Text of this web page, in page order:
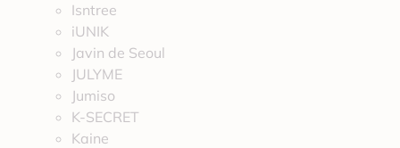
Isntree
iUNIK
Javin de Seoul
JULYME
Jumiso
K-SECRET
Kaine